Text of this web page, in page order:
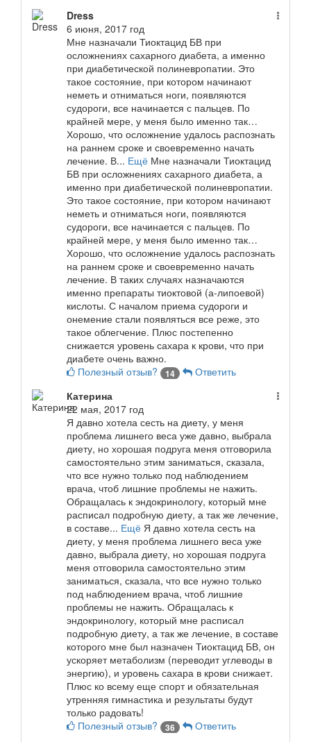
Dress
6 июня, 2017 год
Мне назначали Тиоктацид БВ при
осложнениях сахарного диабета, а именно
при диабетической полиневропатии. Это
такое состояние, при котором начинают
неметь и отниматься ноги, появляются
судороги, все начинается с пальцев. По
крайней мере, у меня было именно так…
Хорошо, что осложнение удалось распознать
на раннем сроке и своевременно начать
лечение. В... Ещё Мне назначали Тиоктацид
БВ при осложнениях сахарного диабета, а
именно при диабетической полиневропатии.
Это такое состояние, при котором начинают
неметь и отниматься ноги, появляются
судороги, все начинается с пальцев. По
крайней мере, у меня было именно так…
Хорошо, что осложнение удалось распознать
на раннем сроке и своевременно начать
лечение. В таких случаях назначаются
именно препараты тиоктовой (а-липоевой)
кислоты. С началом приема судороги и
онемение стали появляться все реже, это
такое облегчение. Плюс постепенно
снижается уровень сахара к крови, что при
диабете очень важно.
Полезный отзыв?
14
Ответить
Катерина
22 мая, 2017 год
Я давно хотела сесть на диету, у меня
проблема лишнего веса уже давно, выбрала
диету, но хорошая подруга меня отговорила
самостоятельно этим заниматься, сказала,
что все нужно только под наблюдением
врача, чтоб лишние проблемы не нажить.
Обращалась к эндокринологу, который мне
расписал подробную диету, а так же лечение,
в составе... Ещё Я давно хотела сесть на
диету, у меня проблема лишнего веса уже
давно, выбрала диету, но хорошая подруга
меня отговорила самостоятельно этим
заниматься, сказала, что все нужно только
под наблюдением врача, чтоб лишние
проблемы не нажить. Обращалась к
эндокринологу, который мне расписал
подробную диету, а так же лечение, в составе
которого мне был назначен Тиоктацид БВ, он
ускоряет метаболизм (переводит углеводы в
энергию), и уровень сахара в крови снижает.
Плюс ко всему еще спорт и обязательная
утренняя гимнастика и результаты будут
только радовать!
Полезный отзыв?
36
Ответить